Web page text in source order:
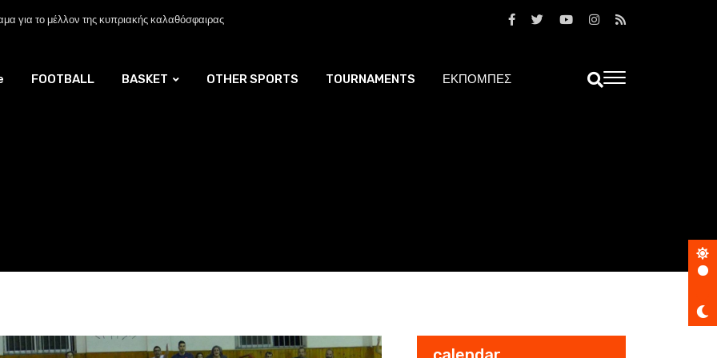
για το μέλλον της κυπριακής καλαθόσφαιρας
FOOTBALL BASKET OTHER SPORTS TOURNAMENTS ΕΚΠΟΜΠΕΣ